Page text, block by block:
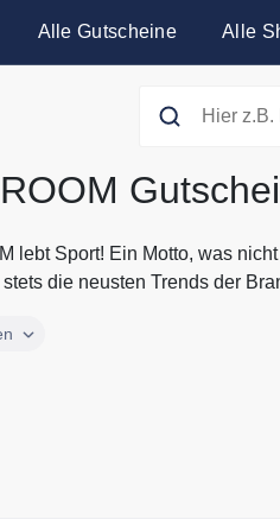
Alle Gutscheine Alle
lebt Sport! Ein Motto, was
die neusten Trends der
lebt Sport! Ein Motto, was
mit den aktuellen